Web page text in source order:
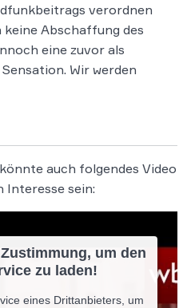
verordnen
Abschaffung des
eine zuvor als
Wir werden
auch folgendes Video
Interesse sein:
um den
zu laden!
eines Drittanbieters, um